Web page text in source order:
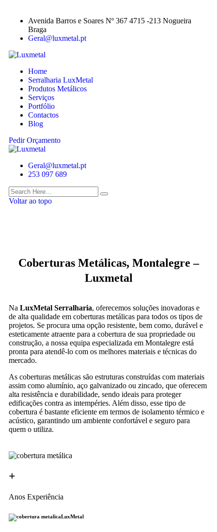
Avenida Barros e Soares Nº 367 4715 -213 Nogueira
Braga
Geral@luxmetal.pt
Home
Serralharia LuxMetal
Produtos Metálicos
Serviços
Portfólio
Contactos
Blog
Pedir Orçamento
Geral@luxmetal.pt
253 097 689
Voltar ao topo
Coberturas Metálicas, Montalegre –
Luxmetal
Na LuxMetal Serralharia, oferecemos soluções inovadoras e
de alta qualidade em coberturas metálicas para todos os tipos de
projetos. Se procura uma opção resistente, bem como, durável e
esteticamente atraente para a cobertura de sua propriedade ou
construção, a nossa equipa especializada em Montalegre está
pronta para atendê-lo com os melhores materiais e técnicas do
mercado.
As coberturas metálicas são estruturas construídas com materiais
assim como alumínio, aço galvanizado ou zincado, que oferecem
alta resistência e durabilidade, sendo ideais para proteger
edificações contra as intempéries. Além disso, esse tipo de
cobertura é bastante eficiente em termos de isolamento térmico e
acústico, garantindo um ambiente confortável e seguro para
quem o utiliza.
+
Anos Experiência
LuxMetal